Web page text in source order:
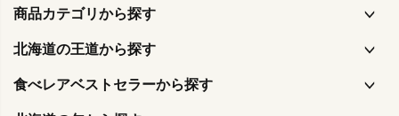
商品カテゴリから探す
北海道の王道から探す
食べレアベストセラーから探す